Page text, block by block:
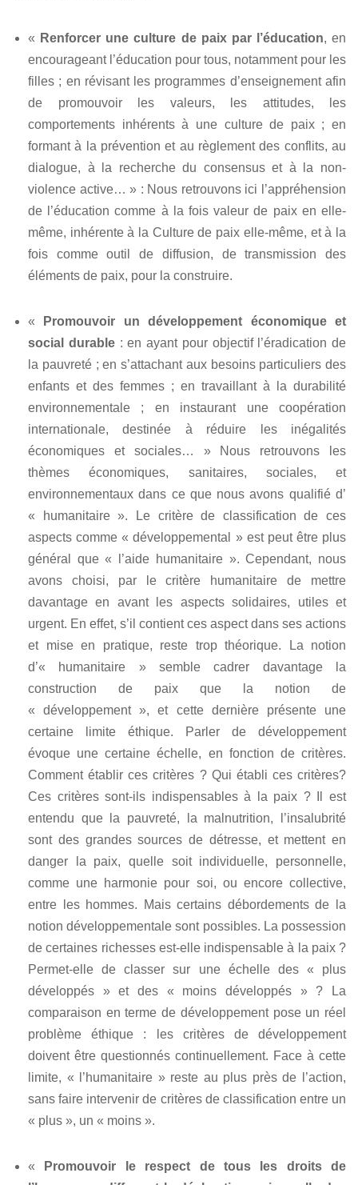
« Renforcer une culture de paix par l’éducation, en
encourageant l’éducation pour tous, notamment pour les
filles ; en révisant les programmes d’enseignement afin
de promouvoir les valeurs, les attitudes, les
comportements inhérents à une culture de paix ; en
formant à la prévention et au règlement des conflits, au
dialogue, à la recherche du consensus et à la non-
violence active… » : Nous retrouvons ici l’appréhension
de l’éducation comme à la fois valeur de paix en elle-
même, inhérente à la Culture de paix elle-même, et à la
fois comme outil de diffusion, de transmission des
éléments de paix, pour la construire.
«
Promouvoir un développement économique et
social durable: en ayant pour objectif l’éradication de
la pauvreté ; en s’attachant aux besoins particuliers des
enfants et des femmes ; en travaillant à la durabilité
environnementale ; en instaurant une coopération
internationale, destinée à réduire les inégalités
économiques et sociales… » Nous retrouvons les
thèmes économiques, sanitaires, sociales, et
environnementaux dans ce que nous avons qualifié d’
« humanitaire ». Le critère de classification de ces
aspects comme « développemental » est peut être plus
général que « l’aide humanitaire ». Cependant, nous
avons choisi, par le critère humanitaire de mettre
davantage en avant les aspects solidaires, utiles et
urgent. En effet, s’il contient ces aspect dans ses actions
et mise en pratique, reste trop théorique. La notion
d’« humanitaire » semble cadrer davantage la
construction de paix que la notion de
« développement », et cette dernière présente une
certaine limite éthique. Parler de développement
évoque une certaine échelle, en fonction de critères.
Comment établir ces critères ? Qui établi ces critères?
Ces critères sont-ils indispensables à la paix ? Il est
entendu que la pauvreté, la malnutrition, l’insalubrité
sont des grandes sources de détresse, et mettent en
danger la paix, quelle soit individuelle, personnelle,
comme une harmonie pour soi, ou encore collective,
entre les hommes. Mais certains débordements de la
notion développementale sont possibles. La possession
de certaines richesses est-elle indispensable à la paix ?
Permet-elle de classer sur une échelle des « plus
développés » et des « moins développés » ? La
comparaison en terme de développement pose un réel
problème éthique : les critères de développement
doivent être questionnés continuellement. Face à cette
limite, « l’humanitaire » reste au plus près de l’action,
sans faire intervenir de critères de classification entre un
« plus », un « moins ».
«
Promouvoir le respect de tous les droits de